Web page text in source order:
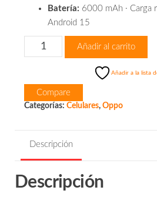
Batería: 6000 mAh · Carga
Android 15
Oppo
A6c
Añadir al carrito
Añadir a la lista
Compare
Categorías: Celulares, Oppo
Descripción
Descripción